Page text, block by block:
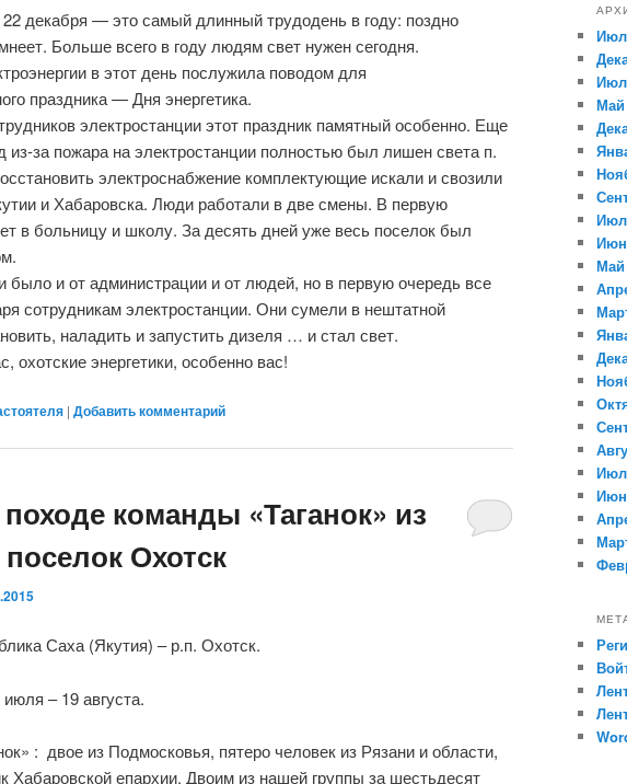
22 декабря — это самый длинный трудодень в году: поздно
Больше всего в году людям свет нужен сегодня.
в этот день послужила поводом для
праздника — Дня энергетика.
электростанции этот праздник памятный особенно. Еще
из-за пожара на электростанции полностью был лишен света п.
электроснабжение комплектующие искали и свозили
и Хабаровска. Люди работали в две смены. В первую
в больницу и школу. За десять дней уже весь поселок был
было и от администрации и от людей, но в первую очередь все
сотрудникам электростанции. Они сумели в нештатной
наладить и запустить дизеля … и стал свет.
охотские энергетики, особенно вас!
| Добавить комментарий
команды «Таганок» из
Охотск
Саха (Якутия) – р.п. Охотск.
– 19 августа.
: двое из Подмосковья, пятеро человек из Рязани и области,
Хабаровской епархии. Двоим из нашей группы за шестьдесят
Май
Май